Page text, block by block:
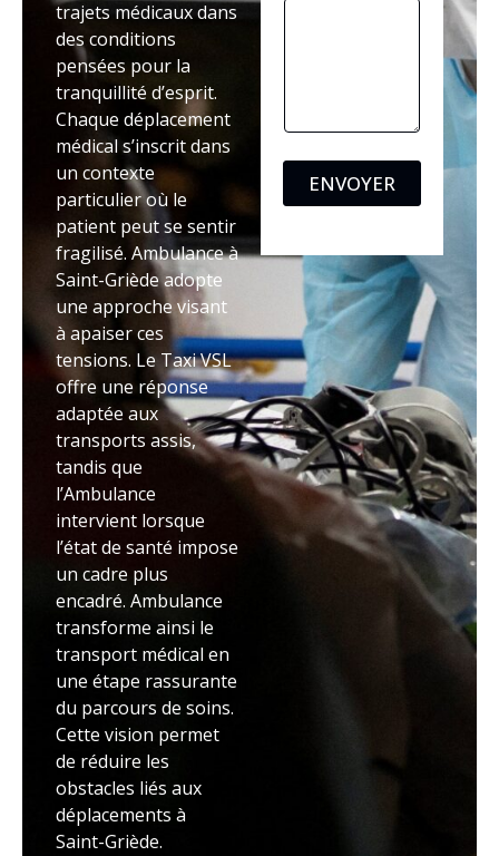
trajets médicaux dans
des conditions
pensées pour la
tranquillité d’esprit.
Chaque déplacement
médical s’inscrit dans
un contexte
particulier où le
patient peut se sentir
fragilisé. Ambulance à
Saint-Griède adopte
une approche visant
à apaiser ces
tensions. Le Taxi VSL
offre une réponse
adaptée aux
transports assis,
tandis que
l’Ambulance
intervient lorsque
l’état de santé impose
un cadre plus
encadré. Ambulance
transforme ainsi le
transport médical en
une étape rassurante
du parcours de soins.
Cette vision permet
de réduire les
obstacles liés aux
déplacements à
Saint-Griède.
ENVOYER